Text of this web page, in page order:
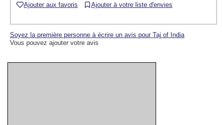
Ajouter aux favoris Ajouter à votre liste d'envies
Soyez la première personne à écrire un avis pour Taj of India
Vous pouvez ajouter votre avis